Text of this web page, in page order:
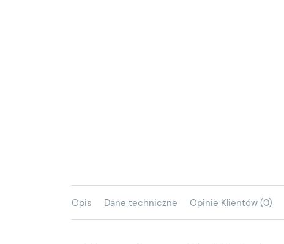
Opis Dane techniczne Opinie Klientów (0)